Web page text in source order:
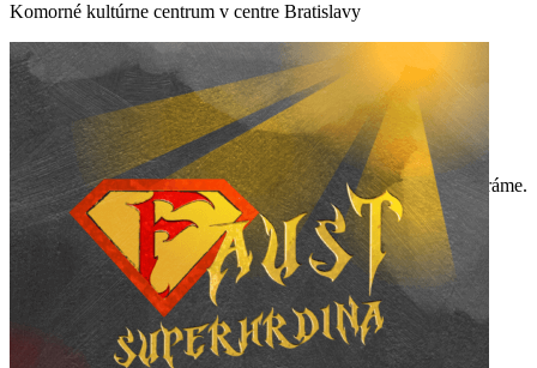
Komorné kultúrne centrum v centre Bratislavy
program
«July
V tomto mesiaci žiaľ nič nehráme.